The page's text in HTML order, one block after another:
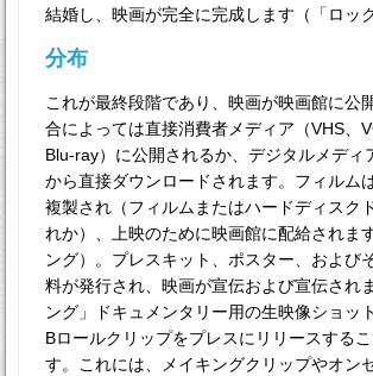
結婚し、映画が完全に完成します（「ロッ
分布
これが最終段階であり、映画が映画館に公
合によっては直接消費者メディア（VHS、
Blu-ray）に公開されるか、デジタルメディ
から直接ダウンロードされます。フィルム
複製され（フィルムまたはハードディスク
れか）、上映のために映画館に配給されま
ング）。プレスキット、ポスター、および
料が発行され、映画が宣伝および宣伝され
ング」ドキュメンタリー用の生映像ショッ
Bロールクリップをプレスにリリースする
す。これには、メイキングクリップやオン